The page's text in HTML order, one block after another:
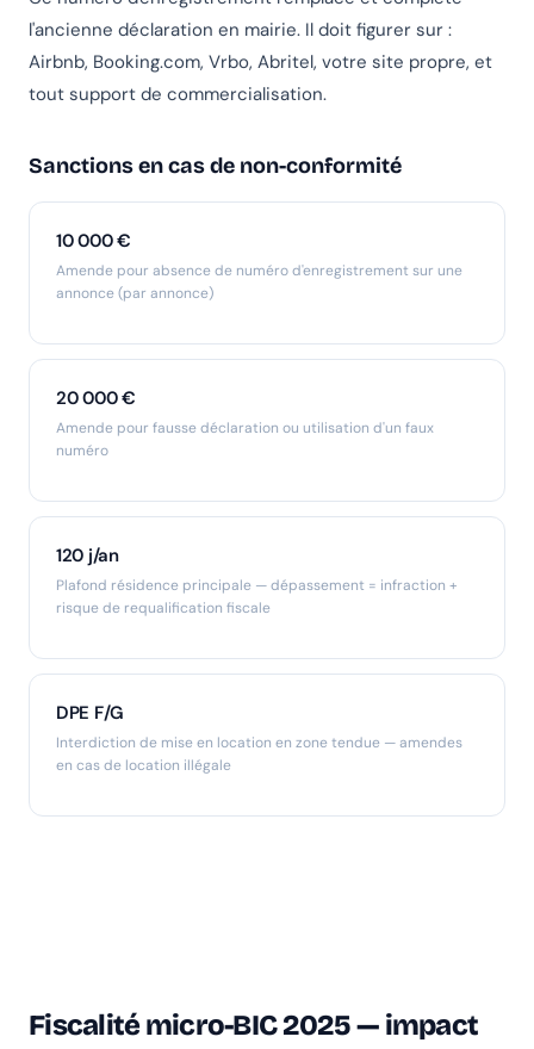
l'ancienne déclaration en mairie. Il doit figurer sur :
Airbnb, Booking.com, Vrbo, Abritel, votre site propre, et
tout support de commercialisation.
Sanctions en cas de non-conformité
10 000 €
Amende pour absence de numéro d'enregistrement sur une
annonce (par annonce)
20 000 €
Amende pour fausse déclaration ou utilisation d'un faux
numéro
120 j/an
Plafond résidence principale — dépassement = infraction +
risque de requalification fiscale
DPE F/G
Interdiction de mise en location en zone tendue — amendes
en cas de location illégale
Fiscalité micro-BIC 2025 — impact